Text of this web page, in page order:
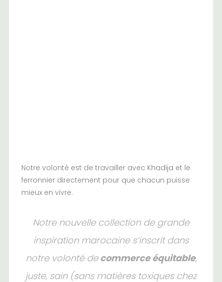
Notre volonté est de travailler avec Khadija et le
ferronnier directement pour que chacun puisse
mieux en vivre.
Notre nouvelle collection de grande
inspiration marocaine s’inscrit dans
notre volonté de commerce équitable,
juste, sain (sans matières toxiques chez